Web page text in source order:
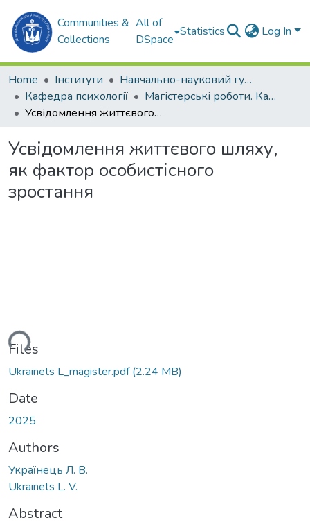
Communities &
Collections
All of
DSpace
Statistics Log In
Home Інститути
Навчально-науковий гуманітарний інститут (ННГІ)
Кафедра психології
Магістерські роботи. Кафедра психології
Усвідомлення життєвого шляху, як фактор особистісного зростання
Усвідомлення життєвого шляху,
як фактор особистісного
зростання
Files
Ukrainets L_magister.pdf(2.24 MB)
Date
2025
Authors
Українець Л. В.
Ukrainets L. V.
Abstract